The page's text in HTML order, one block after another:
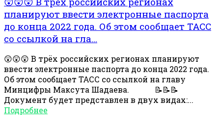
планируют ввести электронные паспорта
до конца 2022 года. Об этом сообщает ТАСС
со ссылкой на гла…
😲😲😲 В трёх российских регионах планируют
ввести электронные паспорта до конца 2022 года.
Об этом сообщает ТАСС со ссылкой на главу
Минцифры Максута Шадаева. ⠀ 📝📝📝
Документ будет представлен в двух видах:...
Подробнее